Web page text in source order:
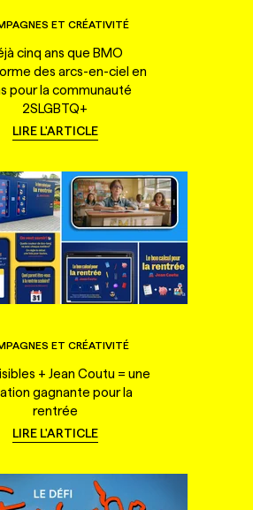
ET CRÉATIVITÉ
cinq ans que BMO
des arcs-en-ciel en
pour la communauté
2SLGBTQ+
LIRE L'ARTICLE
ET CRÉATIVITÉ
+ Jean Coutu = une
gagnante pour la
rentrée
LIRE L'ARTICLE